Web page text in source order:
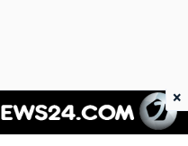
News 24
×